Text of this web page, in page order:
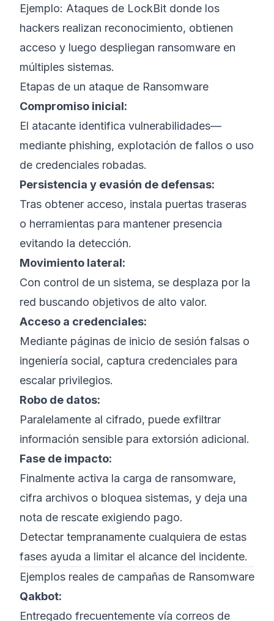
Ejemplo: Ataques de LockBit donde los
hackers realizan reconocimiento, obtienen
acceso y luego despliegan ransomware en
múltiples sistemas.
Etapas de un ataque de Ransomware
Compromiso inicial:
El atacante identifica vulnerabilidades—
mediante phishing, explotación de fallos o uso
de credenciales robadas.
Persistencia y evasión de defensas:
Tras obtener acceso, instala puertas traseras
o herramientas para mantener presencia
evitando la detección.
Movimiento lateral:
Con control de un sistema, se desplaza por la
red buscando objetivos de alto valor.
Acceso a credenciales:
Mediante páginas de inicio de sesión falsas o
ingeniería social, captura credenciales para
escalar privilegios.
Robo de datos:
Paralelamente al cifrado, puede exfiltrar
información sensible para extorsión adicional.
Fase de impacto:
Finalmente activa la carga de ransomware,
cifra archivos o bloquea sistemas, y deja una
nota de rescate exigiendo pago.
Detectar tempranamente cualquiera de estas
fases ayuda a limitar el alcance del incidente.
Ejemplos reales de campañas de Ransomware
Qakbot:
Entregado frecuentemente vía correos de